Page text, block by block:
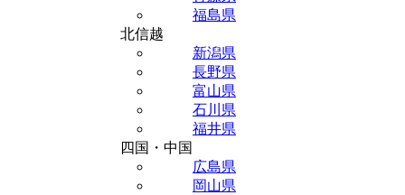
福島県
北信越
新潟県
長野県
富山県
石川県
福井県
四国・中国
広島県
岡山県